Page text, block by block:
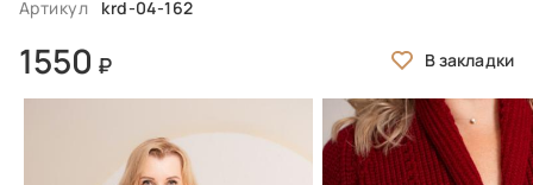
Артикул krd-04-162
1550